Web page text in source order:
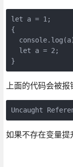
let a = 1;
{
  let a = 2;
}
上面的代码会被报
Uncaught
如果不存在变量提